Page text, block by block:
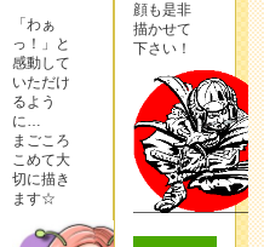
「わぁ
っ！」と
感動して
いただけ
るよう
に…
まごころ
こめて大
切に描き
ます☆
顔も是非
描かせて
下さい！